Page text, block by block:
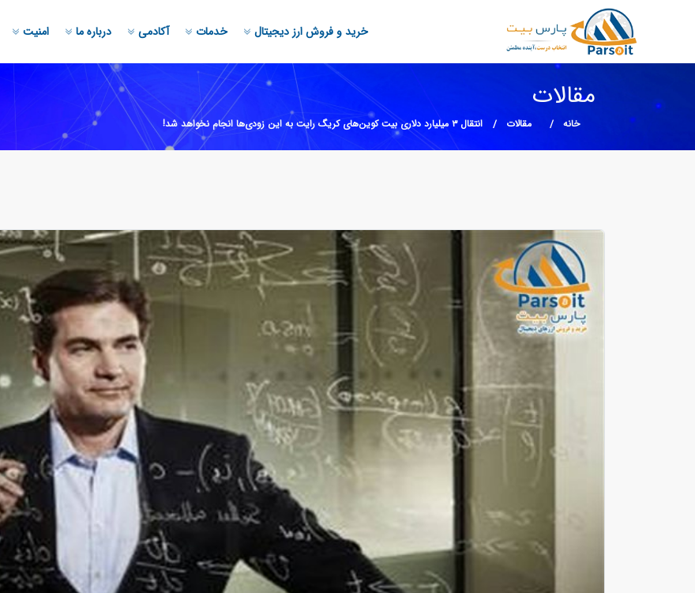
خرید و فروش ارز دیجیتال خدمات آکادمی درباره ما امنیت
مقالات
خانه مقالات انتقال ۳ میلیارد دلاری بیت کوین‌های کریگ رایت به این زودی‌ها انجام نخواهد شد!